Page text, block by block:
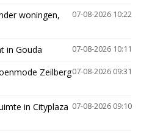
07-08-2026 10:22
woningen,
07-08-2026 10:11
in Gouda
07-08-2026 09:31
Zeilberg
07-08-2026 09:10
in Cityplaza